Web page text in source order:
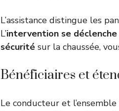
L’assistance distingue les
L’intervention se
sécurité sur la chaussée,
Bénéficiaires et
Le conducteur et